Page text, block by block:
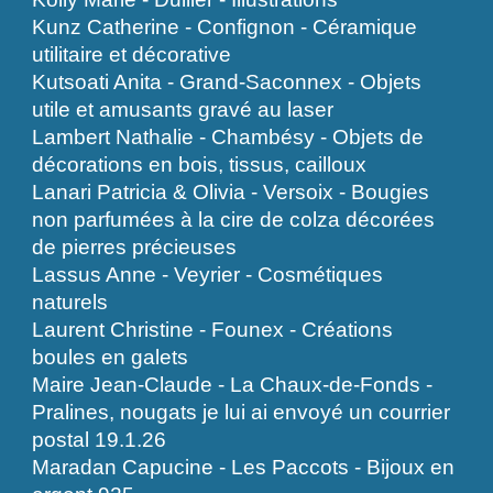
Kunz Catherine - Confignon - Céramique
utilitaire et décorative
Kutsoati Anita - Grand-Saconnex - Objets
utile et amusants gravé au laser
Lambert Nathalie - Chambésy - Objets de
décorations en bois, tissus, cailloux
Lanari Patricia & Olivia - Versoix - Bougies
non parfumées à la cire de colza décorées
de pierres précieuses
Lassus Anne - Veyrier - Cosmétiques
naturels
Laurent Christine - Founex - Créations
boules en galets
Maire Jean-Claude - La Chaux-de-Fonds -
Pralines, nougats je lui ai envoyé un courrier
postal 19.1.26
Maradan Capucine - Les Paccots - Bijoux en